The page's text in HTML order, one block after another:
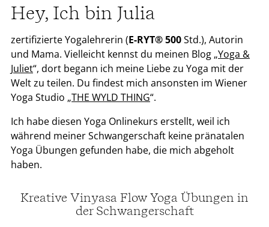
Hey, Ich bin Julia
zertifizierte Yogalehrerin (E-RYT® 500Std.), Autorin
und Mama. Vielleicht kennst du meinen Blog „Yoga &
Juliet“, dort begann ich meine Liebe zu Yoga mit der
Welt zu teilen. Du findest mich ansonsten im Wiener
Yoga Studio „THE WYLD THING“.
Ich habe diesen Yoga Onlinekurs erstellt, weil ich
während meiner Schwangerschaft keine pränatalen
Yoga Übungen gefunden habe, die mich abgeholt
haben.
Kreative Vinyasa Flow Yoga Übungen in
der Schwangerschaft